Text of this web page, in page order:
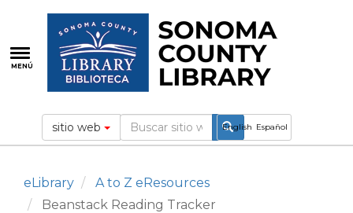
contenido
principal
MENÚ
English Español
sitio web
eLibrary
A to Z eResources
Beanstack Reading Tracker